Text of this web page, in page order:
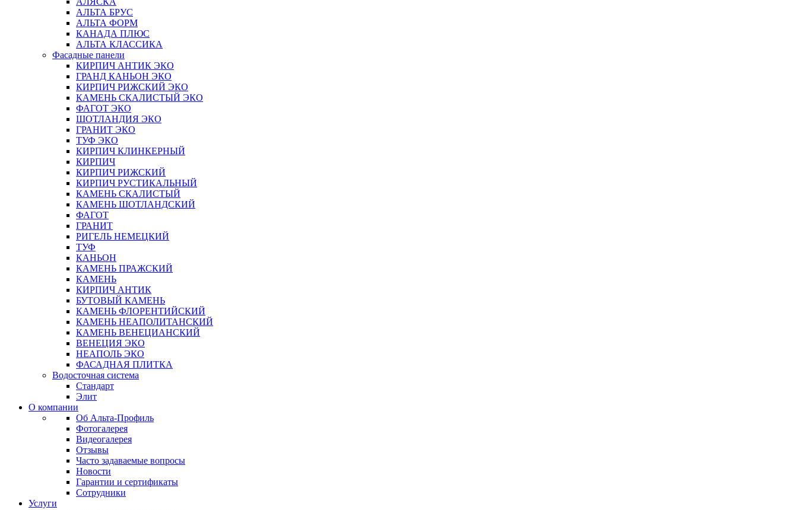
АЛЬТА БРУС
АЛЬТА ФОРМ
КАНАДА ПЛЮС
АЛЬТА КЛАССИКА
Фасадные панели
КИРПИЧ АНТИК ЭКО
ГРАНД КАНЬОН ЭКО
КИРПИЧ РИЖСКИЙ ЭКО
КАМЕНЬ СКАЛИСТЫЙ ЭКО
ФАГОТ ЭКО
ШОТЛАНДИЯ ЭКО
ГРАНИТ ЭКО
ТУФ ЭКО
КИРПИЧ КЛИНКЕРНЫЙ
КИРПИЧ
КИРПИЧ РИЖСКИЙ
КИРПИЧ РУСТИКАЛЬНЫЙ
КАМЕНЬ СКАЛИСТЫЙ
КАМЕНЬ ШОТЛАНДСКИЙ
ФАГОТ
ГРАНИТ
РИГЕЛЬ НЕМЕЦКИЙ
ТУФ
КАНЬОН
КАМЕНЬ ПРАЖСКИЙ
КАМЕНЬ
КИРПИЧ АНТИК
БУТОВЫЙ КАМЕНЬ
КАМЕНЬ ФЛОРЕНТИЙСКИЙ
КАМЕНЬ НЕАПОЛИТАНСКИЙ
КАМЕНЬ ВЕНЕЦИАНСКИЙ
ВЕНЕЦИЯ ЭКО
НЕАПОЛЬ ЭКО
ФАСАДНАЯ ПЛИТКА
Водосточная система
Стандарт
Элит
О компании
Об Альта-Профиль
Фотогалерея
Видеогалерея
Отзывы
Часто задаваемые вопросы
Новости
Гарантии и сертификаты
Сотрудники
Услуги